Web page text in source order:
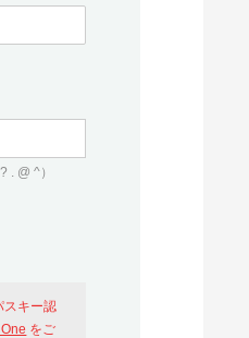
@ ^）
スキー認
をご